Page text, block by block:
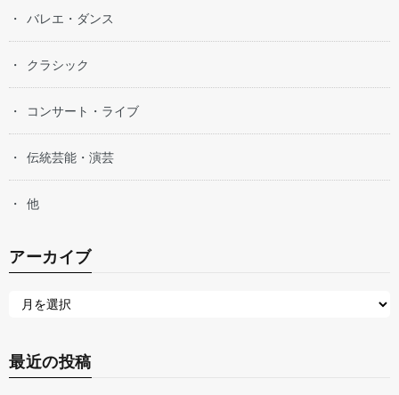
バレエ・ダンス
クラシック
コンサート・ライブ
伝統芸能・演芸
他
アーカイブ
最近の投稿